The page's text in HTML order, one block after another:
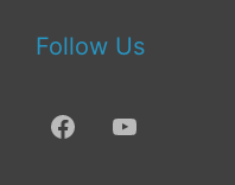
Follow Us